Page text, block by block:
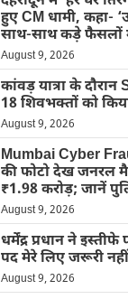
हुए CM धामी, कहा-
साथ-साथ कड़े फैसलों
August 9, 2026
कांवड़ यात्रा के
18 शिवभक्तों को
August 9, 2026
Mumbai Cyber
की फोटो देख जनरल
₹1.98 करोड़; जानें
August 9, 2026
धर्मेंद्र प्रधान ने
पद मेरे लिए जरूरी
August 9, 2026